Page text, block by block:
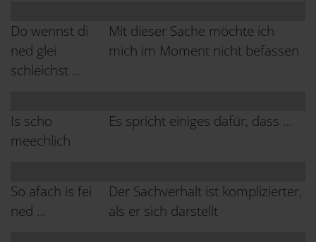
Do wennst di
ned glei
schleichst …
Mit dieser Sache möchte ich
mich im Moment nicht befassen
Is scho
meechlich
Es spricht einiges dafür, dass …
So afach is fei
ned …
Der Sachverhalt ist komplizierter,
als er sich darstellt